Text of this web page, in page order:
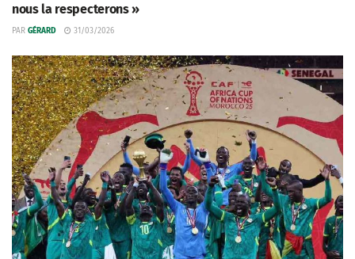
nous la respecterons »
PAR GÉRARD 31/03/2026